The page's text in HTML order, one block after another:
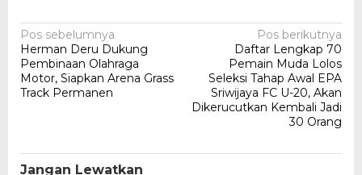
Navigasi
pos
Pos sebelumnya
Herman Deru Dukung
Pembinaan Olahraga
Motor, Siapkan Arena Grass
Track Permanen
Pos berikutnya
Daftar Lengkap 70
Pemain Muda Lolos
Seleksi Tahap Awal EPA
Sriwijaya FC U-20, Akan
Dikerucutkan Kembali Jadi
30 Orang
Jangan Lewatkan